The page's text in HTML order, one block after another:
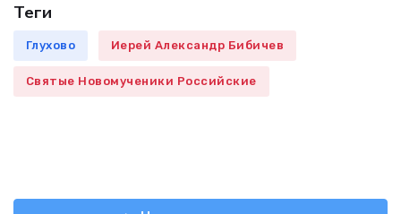
Теги
Глухово Иерей Александр Бибичев
Святые Новомученики Российские